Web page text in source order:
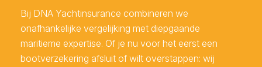
Bij DNA Yachtinsurance combineren we
onafhankelijke vergelijking met diepgaande
maritieme expertise. Of je nu voor het eerst een
bootverzekering afsluit of wilt overstappen: wij